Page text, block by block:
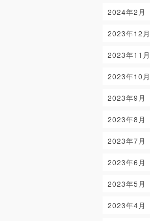
2024年2月
2023年12月
2023年11月
2023年10月
2023年9月
2023年8月
2023年7月
2023年6月
2023年5月
2023年4月